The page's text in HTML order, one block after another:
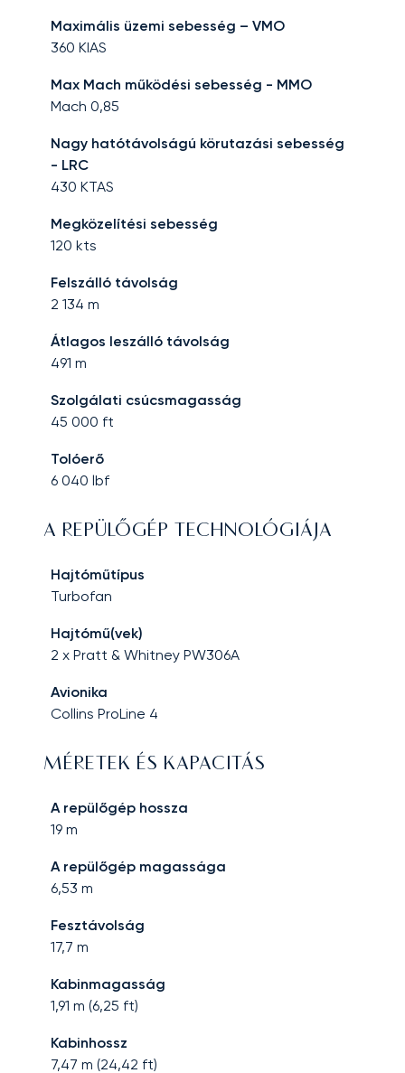
Maximális üzemi sebesség – VMO
360 KIAS
Max Mach működési sebesség - MMO
Mach 0,85
Nagy hatótávolságú körutazási sebesség
- LRC
430 KTAS
Megközelítési sebesség
120 kts
Felszálló távolság
2 134 m
Átlagos leszálló távolság
491 m
Szolgálati csúcsmagasság
45 000 ft
Tolóerő
6 040 lbf
A REPÜLŐGÉP TECHNOLÓGIÁJA
Hajtóműtípus
Turbofan
Hajtómű(vek)
2 x Pratt & Whitney PW306A
Avionika
Collins ProLine 4
MÉRETEK ÉS KAPACITÁS
A repülőgép hossza
19 m
A repülőgép magassága
6,53 m
Fesztávolság
17,7 m
Kabinmagasság
1,91 m (6,25 ft)
Kabinhossz
7,47 m (24,42 ft)